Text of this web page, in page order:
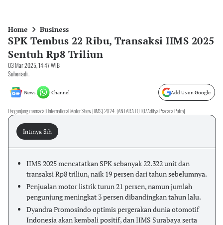
Home Business
SPK Tembus 22 Ribu, Transaksi IIMS 2025
Sentuh Rp8 Triliun
03 Mar 2025, 14:47 WIB
Suheriadi .
News Channel Add Us on Google
Pengunjung memadati International Motor Show (IIMS) 2024. (ANTARA FOTO/Aditya Pradana Putra)
Intinya Sih
IIMS 2025 mencatatkan SPK sebanyak 22.322 unit dan
transaksi Rp8 triliun, naik 19 persen dari tahun sebelumnya.
Penjualan motor listrik turun 21 persen, namun jumlah
pengunjung meningkat 3 persen dibandingkan tahun lalu.
Dyandra Promosindo optimis pergerakan dunia otomotif
Indonesia akan kembali positif, dan IIMS Surabaya serta